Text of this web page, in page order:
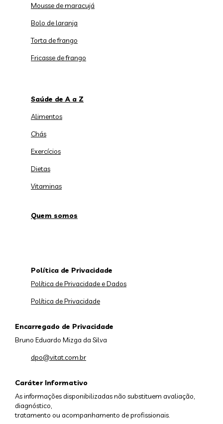
Mousse de maracujá
Bolo de laranja
Torta de frango
Fricasse de frango
Saúde de A a Z
Alimentos
Chás
Exercícios
Dietas
Vitaminas
Quem somos
Caráter Informativo
As informações disponibilizadas não substituem avaliação,
diagnóstico,
tratamento ou acompanhamento de profissionais.
Política de Privacidade
Política de Privacidade e Dados
Política de Privacidade
Encarregado de Privacidade
Bruno Eduardo Mizga da Silva
dpo@vitat.com.br